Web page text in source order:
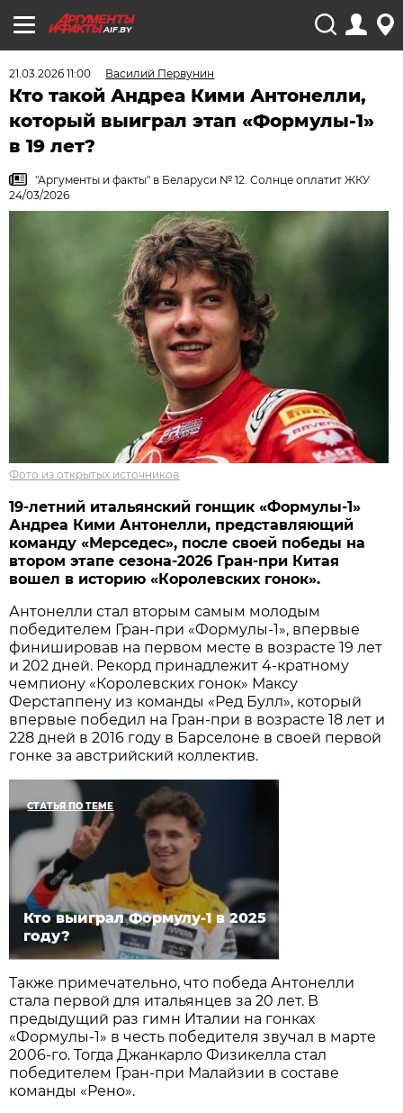
AIF.BY
21.03.2026 11:00 Василий Первунин
Кто такой Андреа Кими Антонелли,
который выиграл этап «Формулы-1»
в 19 лет?
"Аргументы и факты" в Беларуси № 12. Солнце оплатит ЖКУ
24/03/2026
Фото из открытых источников
19-летний итальянский гонщик «Формулы-1»
Андреа Кими Антонелли, представляющий
команду «Мерседес», после своей победы на
втором этапе сезона-2026 Гран-при Китая
вошел в историю «Королевских гонок».
Антонелли стал вторым самым молодым
победителем Гран-при «Формулы-1», впервые
финишировав на первом месте в возрасте 19 лет
и 202 дней. Рекорд принадлежит 4-кратному
чемпиону «Королевских гонок» Максу
Ферстаппену из команды «Ред Булл», который
впервые победил на Гран-при в возрасте 18 лет и
228 дней в 2016 году в Барселоне в своей первой
гонке за австрийский коллектив.
СТАТЬЯ ПО ТЕМЕ
Кто выиграл Формулу-1 в 2025
году?
Также примечательно, что победа Антонелли
стала первой для итальянцев за 20 лет. В
предыдущий раз гимн Италии на гонках
«Формулы-1» в честь победителя звучал в марте
2006-го. Тогда Джанкарло Физикелла стал
победителем Гран-при Малайзии в составе
команды «Рено».